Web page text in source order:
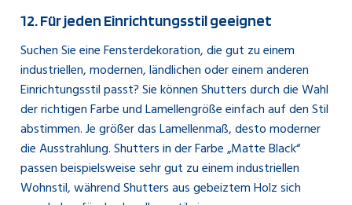
12. Für jeden Einrichtungsstil geeignet
Suchen Sie eine Fensterdekoration, die gut zu einem
industriellen, modernen, ländlichen oder einem anderen
Einrichtungsstil passt? Sie können Shutters durch die Wahl
der richtigen Farbe und Lamellengröße einfach auf den Stil
abstimmen. Je größer das Lamellenmaß, desto moderner
die Ausstrahlung. Shutters in der Farbe „Matte Black“
passen beispielsweise sehr gut zu einem industriellen
Wohnstil, während Shutters aus gebeiztem Holz sich